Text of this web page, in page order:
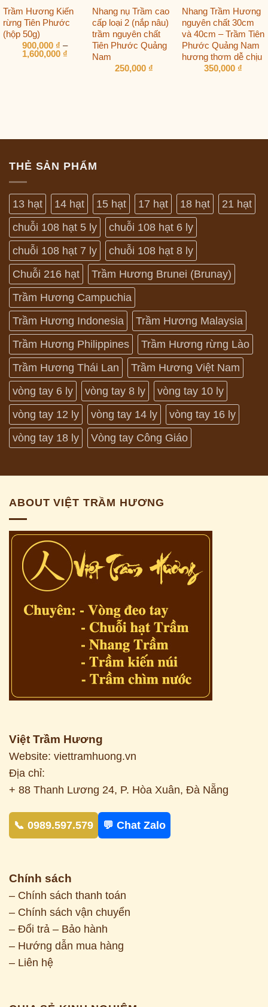
Trầm Hương Kiến
rừng Tiên Phước
(hộp 50g)
900,000 ₫ –
1,600,000 ₫Khoảng
Nhang nụ Trầm cao
cấp loại 2 (nắp nâu)
trầm nguyên chất
Tiên Phước Quảng
Nam
250,000 ₫
Nhang Trầm Hương
nguyên chất 30cm
và 40cm – Trầm Tiên
Phước Quảng Nam
hương thơm dễ chịu
350,000 ₫
THẺ SẢN PHẨM
13 hạt 14 hạt 15 hạt 17 hạt 18 hạt
21 hạt
chuỗi 108 hạt 5 ly
chuỗi 108 hạt 6 ly
chuỗi 108 hạt 7 ly
chuỗi 108 hạt 8 ly
Chuỗi 216 hạt
Trầm Hương Brunei (Brunay)
Trầm Hương Campuchia
Trầm Hương Indonesia
Trầm Hương Malaysia
Trầm Hương Philippines
Trầm Hương rừng Lào
Trầm Hương Thái Lan
Trầm Hương Việt Nam
vòng tay 6 ly
vòng tay 8 ly
vòng tay 10 ly
vòng tay 12 ly
vòng tay 14 ly
vòng tay 16 ly
vòng tay 18 ly
Vòng tay Công Giáo
ABOUT VIỆT TRẦM HƯƠNG
Việt Trầm Hương
Website: viettramhuong.vn
Địa chỉ:
+ 88 Thanh Lương 24, P. Hòa Xuân, Đà Nẵng
📞 0989.597.579 💬 Chat Zalo
Chính sách
– Chính sách thanh toán
– Chính sách vận chuyển
– Đổi trả – Bảo hành
– Hướng dẫn mua hàng
– Liên hệ